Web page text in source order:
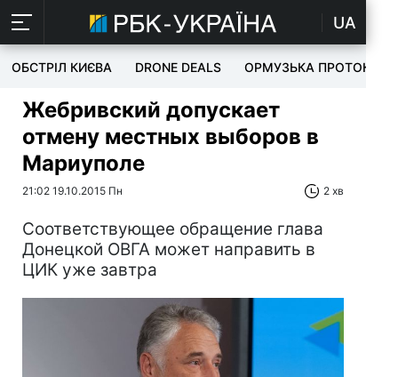
UA
ОБСТРІЛ КИЄВА DRONE DEALS ОРМУЗЬКА ПРОТОКА
Жебривский допускает
отмену местных выборов в
Мариуполе
21:02 19.10.2015 Пн 2 хв
Соответствующее обращение глава
Донецкой ОВГА может направить в
ЦИК уже завтра